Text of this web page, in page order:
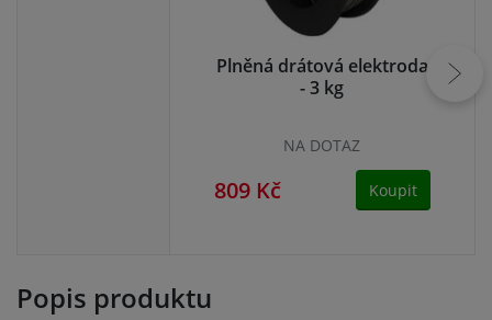
Plněná drátová elektroda
- 3 kg
NA DOTAZ
809 Kč Koupit
Popis produktu